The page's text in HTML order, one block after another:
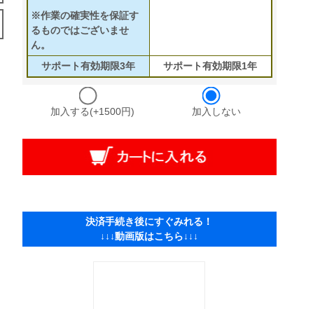
※作業の確実性を保証す
るものではございませ
ん。
サポート有効期限3年 サポート有効期限1年
加入する(+1500円) 加入しない
決済手続き後にすぐみれる！
↓↓↓動画版はこちら↓↓↓